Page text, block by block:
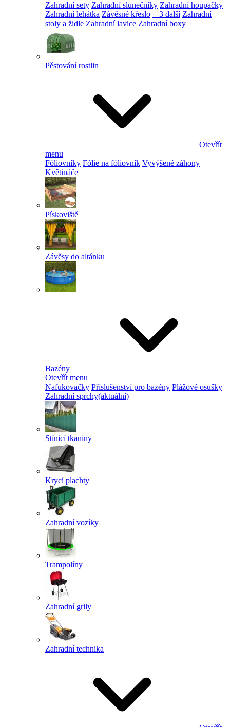
Zahradní sety Zahradní slunečníky Zahradní houpačky
Zahradní lehátka Závěsné křeslo + 3 další Zahradní
stoly a židle Zahradní lavice Zahradní boxy
Pěstování rostlin
Otevřít
menu
Fóliovníky Fólie na fóliovník Vyvýšené záhony
Květináče
Pískoviště
Závěsy do altánku
Bazény
Otevřít menu
Nafukovačky Příslušenství pro bazény Plážové osušky
Zahradní sprchy(aktuální)
Stínicí tkaniny
Krycí plachty
Zahradní vozíky
Trampolíny
Zahradní grily
Zahradní technika